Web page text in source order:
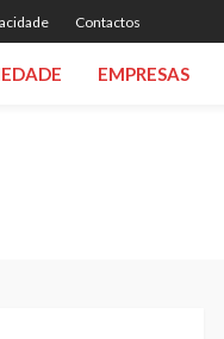
Contactos
EMPRESAS